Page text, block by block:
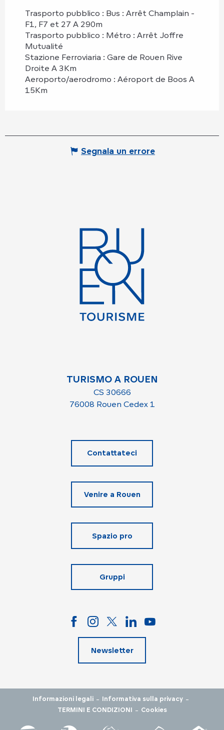
Trasporto pubblico : Bus : Arrêt Champlain -
F1, F7 et 27 A 290m
Trasporto pubblico : Métro : Arrêt Joffre
Mutualité
Stazione Ferroviaria : Gare de Rouen Rive
Droite A 3Km
Aeroporto/aerodromo : Aéroport de Boos A
15Km
Segnala un errore
TURISMO A ROUEN
CS 30666
76008 Rouen Cedex 1
Contattateci
Venire a Rouen
Spazio pro
Gruppi
Newsletter
Informazioni legali - Informativa sulla privacy -
TERMINI E CONDIZIONI - Cookies